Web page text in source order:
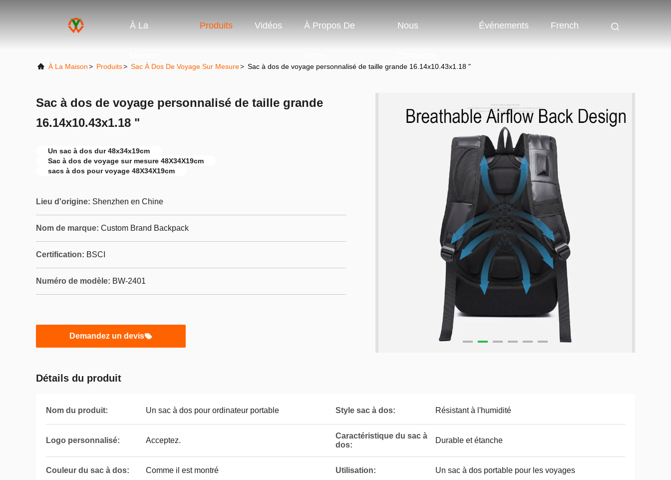
À La Produits Vidéos À Propos De Nous Événements French
À La Maison> Produits> Sac À Dos De Voyage Sur Mesure> Sac à dos de voyage personnalisé de taille grande 16.14x10.43x1.18 "
Sac à dos de voyage personnalisé de taille grande
16.14x10.43x1.18 "
Un sac à dos dur 48x34x19cm
Sac à dos de voyage sur mesure 48X34X19cm
sacs à dos pour voyage 48X34X19cm
Lieu d'origine: Shenzhen en Chine
Nom de marque: Custom Brand Backpack
Certification: BSCI
Numéro de modèle: BW-2401
Demandez un devis
Détails du produit
Nom du produit: Un sac à dos pour ordinateur portable Style sac à dos: Résistant à l'humidité
Logo personnalisé: Acceptez.
Caractéristique du sac à
dos:
Durable et étanche
Couleur du sac à dos: Comme il est montré Utilisation: Un sac à dos portable pour les voyages